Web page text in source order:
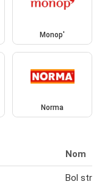
Monop'
Norma
Nom
Bol strié